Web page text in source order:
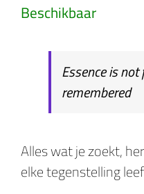
Beschikbaar
Essence is
remembered
Alles wat je zoekt,
elke tegenstelling